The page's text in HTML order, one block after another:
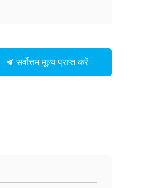
सर्वोत्तम मूल्य प्राप्त करें